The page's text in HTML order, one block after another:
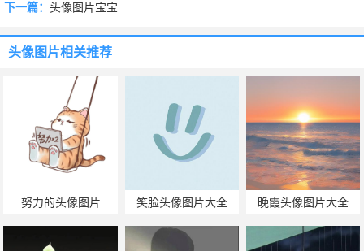
下一篇： 头像图片宝宝
头像图片相关推荐
努力的头像图片 笑脸头像图片大全 晚霞头像图片大全